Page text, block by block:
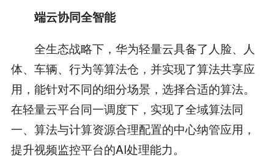
端云协同全智能
全生态战略下，华为轻量云具备了人脸、人
体、车辆、行为等算法仓，并实现了算法共享应
用，能针对不同的细分场景，选择合适的算法。
在轻量云平台同一调度下，实现了全域算法同
一、算法与计算资源合理配置的中心纳管应用，
提升视频监控平台的AI处理能力。